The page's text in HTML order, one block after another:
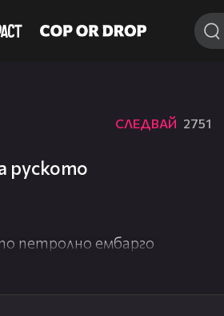
СЛЕДВАЙ 2751
руското
петролно ембарго